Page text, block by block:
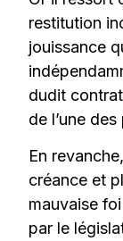
restitution
jouissance
dudit
de l’une des
En
créance et
mauvaise
par le